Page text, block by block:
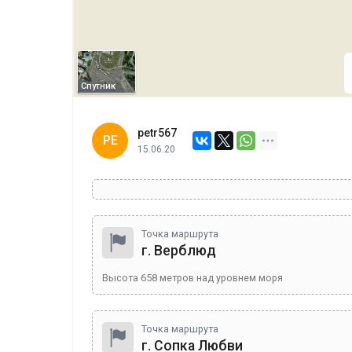
Спутник
PE
petr567
15.06.20
Точка маршрута
г. Верблюд
Высота 658 метров над уровнем моря
Точка маршрута
г. Сопка Любви